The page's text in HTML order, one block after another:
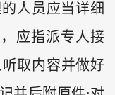
人员应当详细
应指派专人接
取内容并做好